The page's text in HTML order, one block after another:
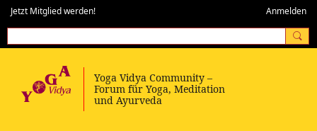
Jetzt Mitglied werden! Anmelden